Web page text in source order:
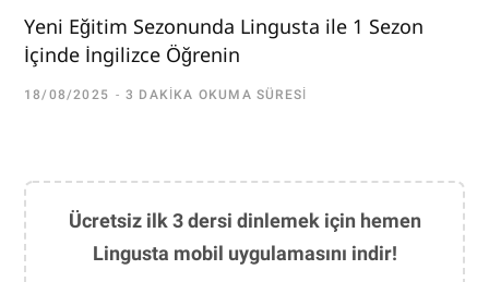
Yeni Eğitim Sezonunda Lingusta ile 1 Sezon
İçinde İngilizce Öğrenin
18/08/2025 3 DAKIKA OKUMA SÜRESI
Ücretsiz ilk 3 dersi dinlemek için hemen
Lingusta mobil uygulamasını indir!